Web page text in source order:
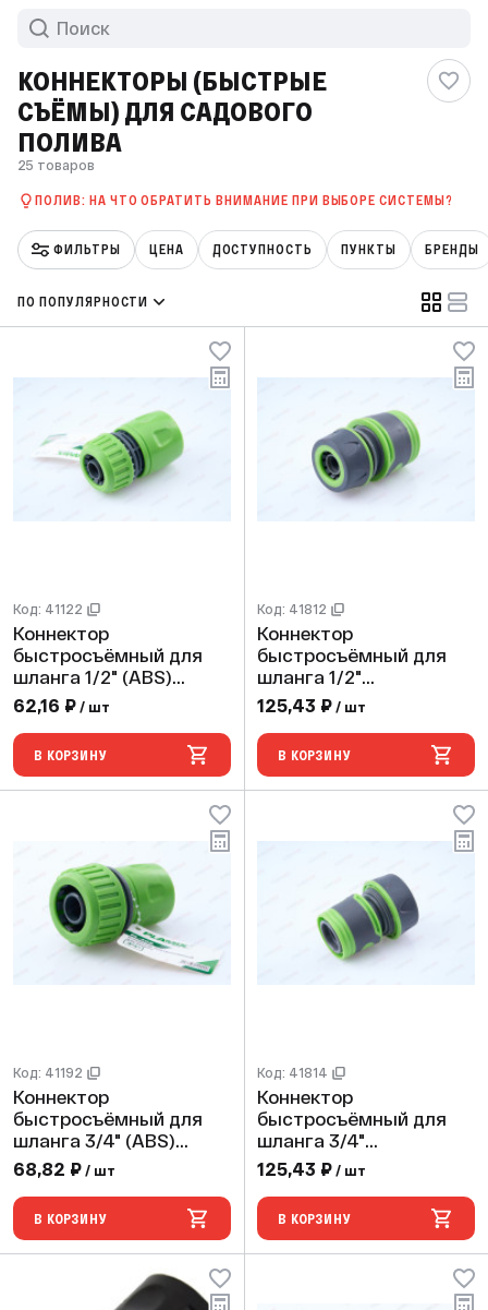
КОННЕКТОРЫ (БЫСТРЫЕ
СЪЁМЫ) ДЛЯ САДОВОГО
ПОЛИВА
25 товаров
ПОЛИВ: НА ЧТО ОБРАТИТЬ ВНИМАНИЕ ПРИ ВЫБОРЕ СИСТЕМЫ?
ФИЛЬТРЫ ЦЕНА ДОСТУПНОСТЬ ПУНКТЫ БРЕНДЫ
ПО ПОПУЛЯРНОСТИ
Код: 41122
Коннектор
быстросъёмный для
шланга 1/2" (ABS)
(240/60 шт)
PLAMIX/CRAB/HORKE
PL-401
62,16 ₽ / шт
В КОРЗИНУ
Код: 41812
Коннектор
быстросъёмный для
шланга 1/2"
(ABS,TPR,PP,блистер)
(240/24
шт)PLAMIX/CRAB/HORK
E PRO PL-4521
125,43 ₽ / шт
В КОРЗИНУ
Код: 41192
Коннектор
быстросъёмный для
шланга 3/4" (ABS)
(240/60 шт)
PLAMIX/CRAB/HORKE
PL-405
68,82 ₽ / шт
В КОРЗИНУ
Код: 41814
Коннектор
быстросъёмный для
шланга 3/4"
(ABS,TPR,PP,блистер)
(240/24
шт)PLAMIX/CRAB/HORK
E PRO PL-4525
125,43 ₽ / шт
В КОРЗИНУ